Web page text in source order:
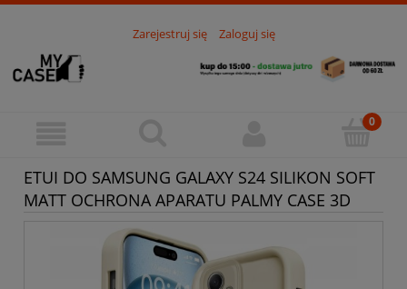
Zarejestruj się Zaloguj się
ETUI DO SAMSUNG GALAXY S24 SILIKON SOFT
MATT OCHRONA APARATU PALMY CASE 3D